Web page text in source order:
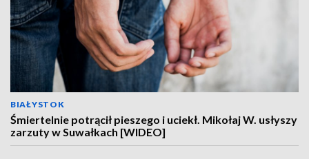
BIAŁYSTOK
Śmiertelnie potrącił pieszego i uciekł. Mikołaj W. usłyszy
zarzuty w Suwałkach [WIDEO]